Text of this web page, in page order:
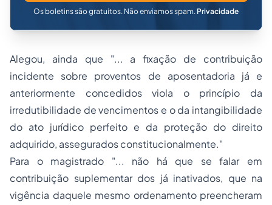
Os boletins são gratuitos. Não enviamos spam. Privacidade
Alegou, ainda que "... a fixação de contribuição
incidente sobre proventos de aposentadoria já e
anteriormente concedidos viola o princípio da
irredutibilidade de vencimentos e o da intangibilidade
do ato jurídico perfeito e da proteção do direito
adquirido, assegurados constitucionalmente."
Para o magistrado "... não há que se falar em
contribuição suplementar dos já inativados, que na
vigência daquele mesmo ordenamento preencheram